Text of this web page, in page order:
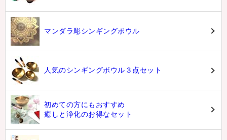
マンダラ彫シンギングボウル
人気のシンギングボウル３点セット
初めての方にもおすすめ
癒しと浄化のお得なセット